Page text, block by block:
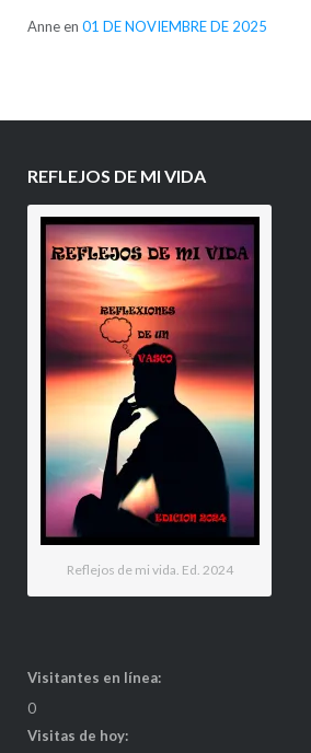
Anneen 01 DE NOVIEMBRE DE 2025
REFLEJOS DE MI VIDA
Reflejos de mi vida. Ed. 2024
Visitantes en línea:
0
Visitas de hoy: